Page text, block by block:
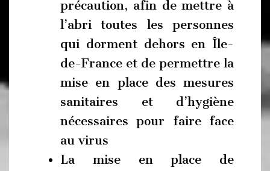
précaution, afin de mettre à
l’abri toutes les personnes
qui dorment dehors en Île-
de-France et de permettre la
mise en place des mesures
sanitaires et d’hygiène
nécessaires pour faire face
au virus
La mise en place de